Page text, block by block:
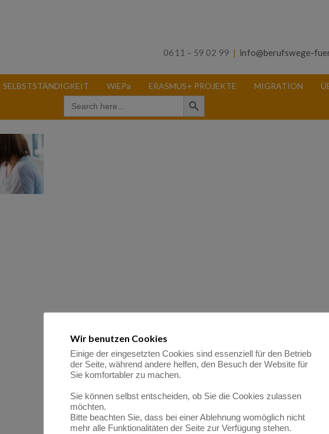
0611 – 59 02 99 | info@berufswege-
SELBSTSTÄNDIGKEIT WiEPa ERASMUS+ PROJEKTE MIGRATION
Search
for:
Search Button
Wir benutzen Cookies
Einige der eingesetzten Cookies sind essenziell für den Betrieb
der Seite, während andere helfen, den Besuch der Website für
Sie komfortabler zu machen.
Sie können selbst entscheiden, ob Sie die Cookies zulassen
möchten.
Bitte beachten Sie, dass bei einer Ablehnung womöglich nicht
mehr alle Funktionalitäten der Seite zur Verfügung stehen.